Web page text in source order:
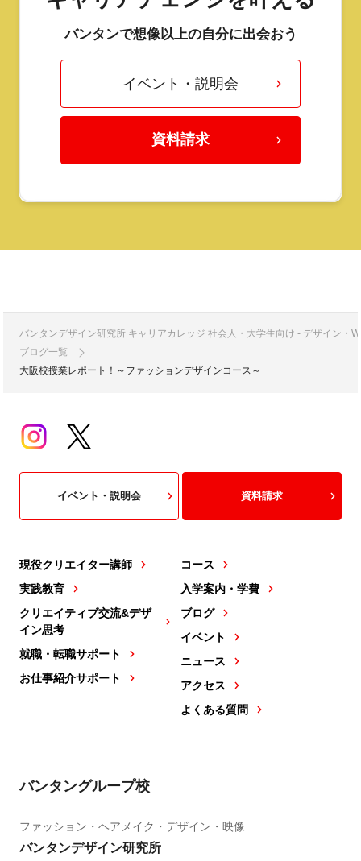
バンタンで想像以上の自分に出会おう
イベント・説明会
資料請求
バンタンデザイン研究所 キャリアカレッジ 社会人・大学生向け - デザイン・
ブログ一覧
大阪校授業レポート！～ファッションデザインコース～
現役クリエイター講師
実践教育
クリエイティブ交流&デザ
イン思考
就職・転職サポート
お仕事紹介サポート
コース
入学案内・学費
ブログ
イベント
ニュース
アクセス
よくある質問
イベント・説明会 資料請求
バンタングループ校
ファッション・ヘアメイク・デザイン・映像
バンタンデザイン研究所